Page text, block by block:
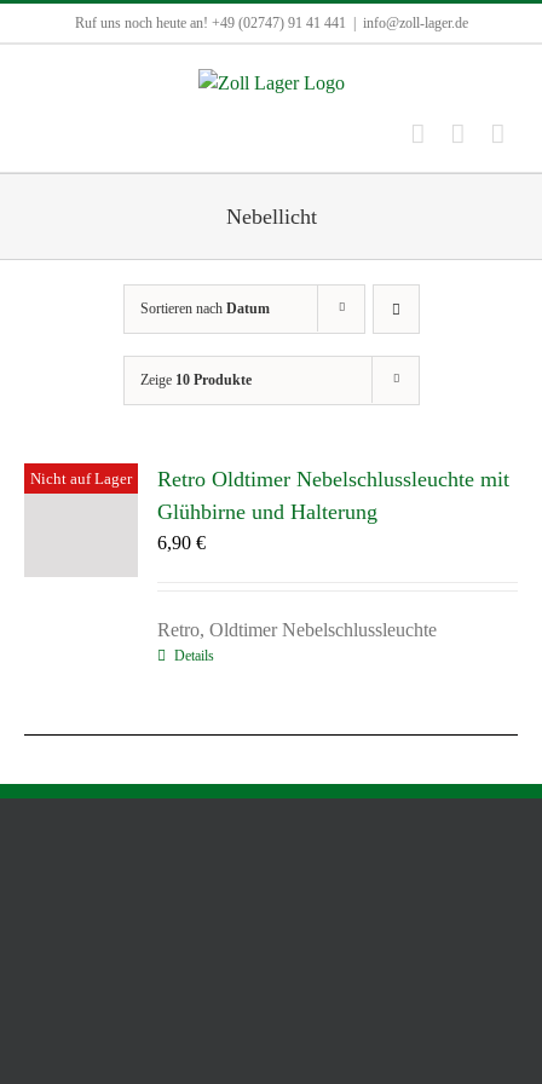
Inhalt
Ruf uns noch heute an! +49 (02747) 91 41 441 info@zoll-lager.de
Nebellicht
Sortieren nach Datum
Zeige 10 Produkte
Nicht auf Lager
Retro Oldtimer Nebelschlussleuchte mit
Glühbirne und Halterung
6,90€
Retro, Oldtimer Nebelschlussleuchte
Details